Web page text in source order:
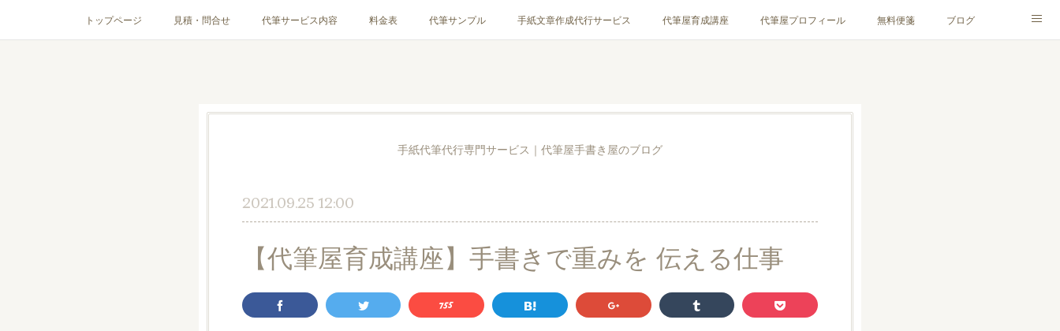
トップページ 見積・問合せ 代筆サービス内容 料金表 代筆サンプル 手紙文章作成代行サービス 代筆屋育成講座 代筆屋プロフィール 無料便箋 ブログ
手紙代筆代行専門サービス｜代筆屋手書き屋のブログ
2021.09.25 12:00
【代筆屋育成講座】手書きで重みを 伝える仕事